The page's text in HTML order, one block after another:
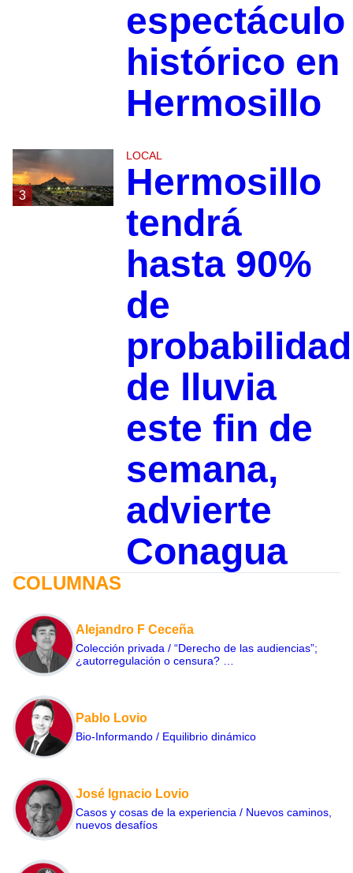
espectáculo
histórico en
Hermosillo
3
LOCAL
Hermosillo
tendrá
hasta 90%
de
probabilidad
de lluvia
este fin de
semana,
advierte
Conagua
COLUMNAS
Alejandro F Ceceña
Colección privada / “Derecho de las audiencias”;
¿autorregulación o censura? …
Pablo Lovio
Bio-Informando / Equilibrio dinámico
José Ignacio Lovio
Casos y cosas de la experiencia / Nuevos caminos,
nuevos desafíos